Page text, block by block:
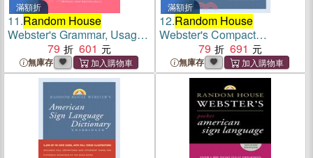
滿額折
11.Random House
Webster's Grammar, Usage,
and Punctuation
79 601
無庫存
滿額折
12.Random House
Webster's Compact
American Sign Language
Dictionary
79 691
無庫存